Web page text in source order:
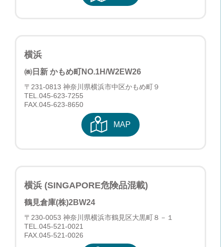
横浜
㈱日新 かもめ町NO.1H/W2EW26
〒231-0813 神奈川県横浜市中区かもめ町９
TEL.045-623-7255
FAX.045-623-8650
MAP
横浜 (SINGAPORE危険品混載)
鶴見倉庫(株)2BW24
〒230-0053 神奈川県横浜市鶴見区大黒町８－１
TEL.045-521-0021
FAX.045-521-0026